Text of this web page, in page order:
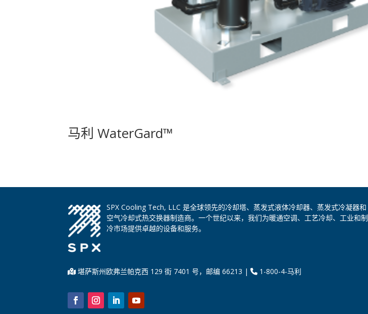
马利 WaterGard™
SPX Cooling Tech, LLC 是全球领先的冷却塔、蒸发式液体冷却器、蒸发式冷凝器和
空气冷却式热交换器制造商。一个世纪以来，我们为暖通空调、工艺冷却、工业和制
冷市场提供卓越的设备和服务。
堪萨斯州欧弗兰帕克西 129 街 7401 号，邮编 66213 | 1-800-4-马利